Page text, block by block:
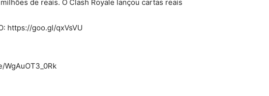
de reais. O Clash Royale lançou cartas reais
https://goo.gl/qxVsVU
WgAuOT3_0Rk